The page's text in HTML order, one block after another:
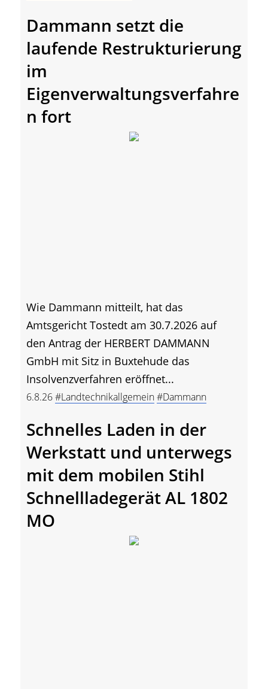
Dammann setzt die
laufende Restrukturierung
im
Eigenverwaltungsverfahre
n fort
Wie Dammann mitteilt, hat das
Amtsgericht Tostedt am 30.7.2026 auf
den Antrag der HERBERT DAMMANN
GmbH mit Sitz in Buxtehude das
Insolvenzverfahren eröffnet...
6.8.26#Landtechnikallgemein#Dammann
Schnelles Laden in der
Werkstatt und unterwegs
mit dem mobilen Stihl
Schnellladegerät AL 1802
MO